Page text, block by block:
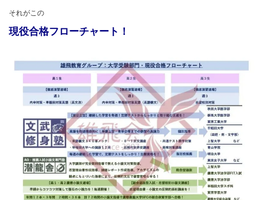
それがこの
現役合格フローチャート！